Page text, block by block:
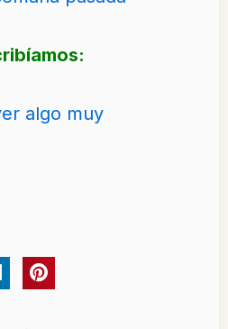
algo muy